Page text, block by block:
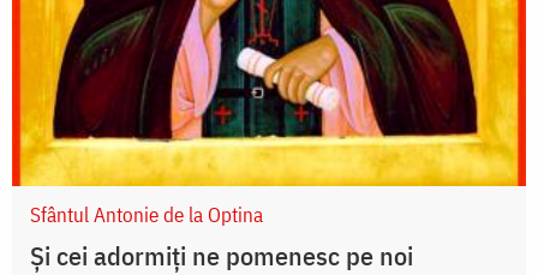
Sfântul Antonie de la Optina
Și cei adormiți ne pomenesc pe noi